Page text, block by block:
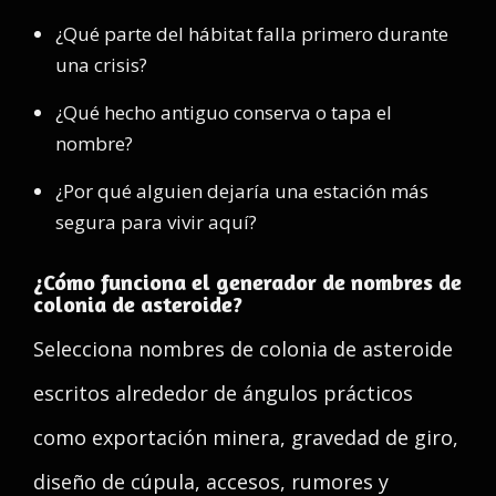
¿Qué parte del hábitat falla primero durante
una crisis?
¿Qué hecho antiguo conserva o tapa el
nombre?
¿Por qué alguien dejaría una estación más
segura para vivir aquí?
¿Cómo funciona el generador de nombres de
colonia de asteroide?
Selecciona nombres de colonia de asteroide
escritos alrededor de ángulos prácticos
como exportación minera, gravedad de giro,
diseño de cúpula, accesos, rumores y